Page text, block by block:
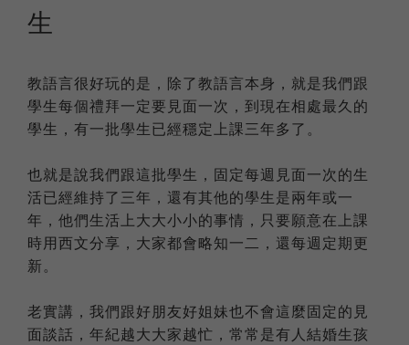
生
教語言很好玩的是，除了教語言本身，就是我們跟
學生每個禮拜一定要見面一次，到現在相處最久的
學生，有一批學生已經穩定上課三年多了。
也就是說我們跟這批學生，固定每週見面一次的生
活已經維持了三年，還有其他的學生是兩年或一
年，他們生活上大大小小的事情，只要願意在上課
時用西文分享，大家都會略知一二，還每週定期更
新。
老實講，我們跟好朋友好姐妹也不會這麼固定的見
面談話，年紀越大大家越忙，常常是有人結婚生孩